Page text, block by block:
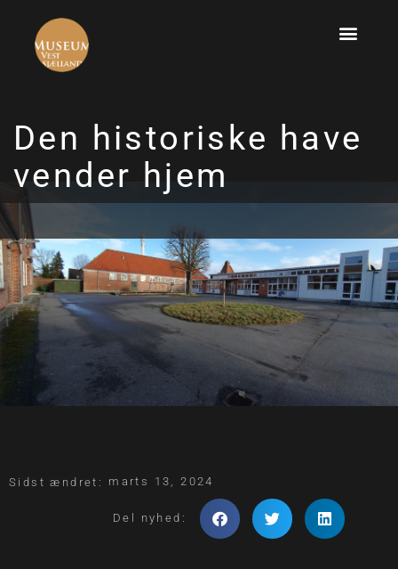
Den historiske have
vender hjem
Sidst ændret: marts 13, 2024
Del nyhed: